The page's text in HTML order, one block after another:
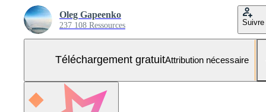
Oleg Gapeenko
237 108 Ressources Suivre
Téléchargement gratuitAttribution nécessaire